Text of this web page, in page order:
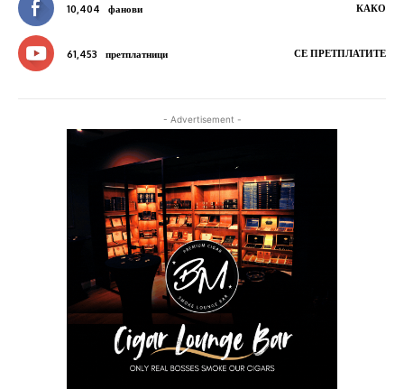
10,404 фанови КАКО
61,453 претплатници СЕ ПРЕТПЛАТИТЕ
- Advertisement -